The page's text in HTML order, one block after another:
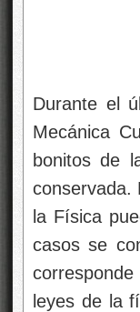
Durante el
Mecánica
bonitos de
conservada.
la Física
casos se
leyes de la